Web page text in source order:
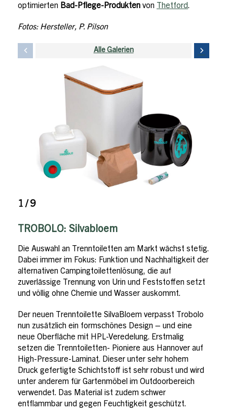
optimierten Bad-Pflege-Produkten von Thetford.
Fotos: Hersteller, P. Pilson
Alle Galerien
1 / 9
TROBOLO: Silvabloem
Die Auswahl an Trenntoiletten am Markt wächst stetig.
Dabei immer im Fokus: Funktion und Nachhaltigkeit der
alternativen Campingtoilettenlösung, die auf
zuverlässige Trennung von Urin und Feststoffen setzt
und völlig ohne Chemie und Wasser auskommt.
Der neuen Trenntoilette SilvaBloem verpasst Trobolo
nun zusätzlich ein formschönes Design – und eine
neue Oberfläche mit HPL-Veredelung. Erstmalig
setzen die Trenntoiletten- Pioniere aus Hannover auf
High-Pressure-Laminat. Dieser unter sehr hohem
Druck gefertigte Schichtstoff ist sehr robust und wird
unter anderem für Gartenmöbel im Outdoorbereich
verwendet. Das Material ist zudem schwer
entflammbar und gegen Feuchtigkeit geschützt.